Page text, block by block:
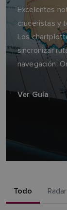
Excelentes
cruceristas y
Los
sincronizar
navegación:
Ver Guía
Todo Radar